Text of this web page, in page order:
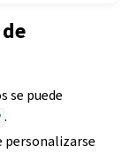
se puede
.
personalizarse